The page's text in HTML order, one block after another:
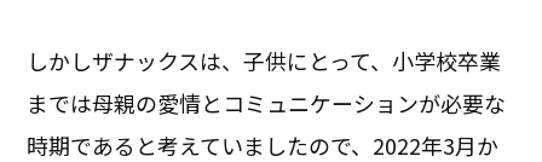
しかしザナックスは、子供にとって、小学校卒業
までは母親の愛情とコミュニケーションが必要な
時期であると考えていましたので、2022年3月か